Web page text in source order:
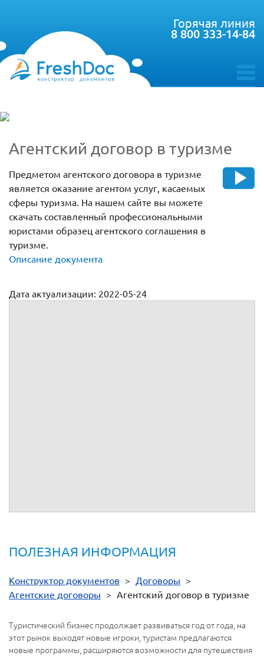
toggle
Горячая линия
8 800 333-14-84
Агентский договор в туризме
Предметом агентского договора в туризме
является оказание агентом услуг, касаемых
сферы туризма. На нашем сайте вы можете
скачать составленный профессиональными
юристами образец агентского соглашения в
туризме.
Описание документа
Дата актуализации: 2022-05-24
ПОЛЕЗНАЯ ИНФОРМАЦИЯ
Конструктор документов > Договоры >
Агентские договоры > Агентский договор в туризме
Туристический бизнес продолжает развиваться год от года, на
этот рынок выходят новые игроки, туристам предлагаются
новые программы, расширяются возможности для путешествия